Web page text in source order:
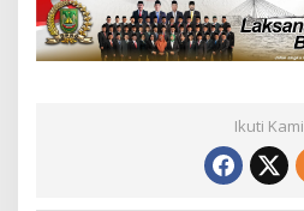
Ikuti Kami